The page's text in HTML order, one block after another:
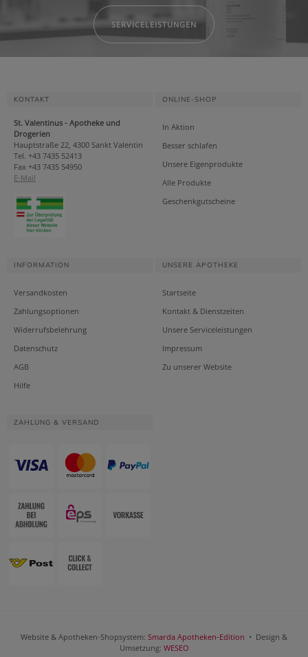
SERVICELEISTUNGEN
KONTAKT
St. Valentinus - Apotheke und
Drogerien
Hauptstraße 22, 4300 Sankt Valentin
Tel. +43 7435 52413
Fax +43 7435 54950
E-Mail
ONLINE-SHOP
In Aktion
Besser schlafen
Unsere Eigenprodukte
Alle Produkte
Geschenkgutscheine
INFORMATION
Versandkosten
Zahlungsoptionen
Widerrufsbelehrung
Datenschutz
AGB
Hilfe
UNSERE APOTHEKE
Startseite
Kontakt & Dienstzeiten
Unsere Serviceleistungen
Impressum
Zu unserer Website
ZAHLUNG & VERSAND
Website & Apotheken-Shopsystem: Smarda Apotheken-Edition • Design &
Umsetzung: WESEO